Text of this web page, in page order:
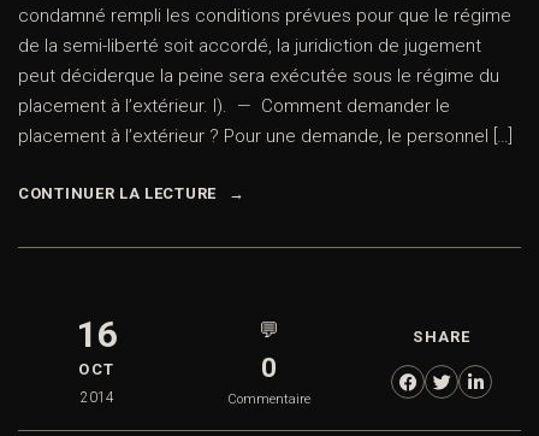
condamné rempli les conditions prévues pour que le régime
de la semi-liberté soit accordé, la juridiction de jugement
peut déciderque la peine sera exécutée sous le régime du
placement à l’extérieur. I). — Comment demander le
placement à l’extérieur ? Pour une demande, le personnel […]
CONTINUER LA LECTURE
16
OCT
2014
💬
0
Commentaire
SHARE